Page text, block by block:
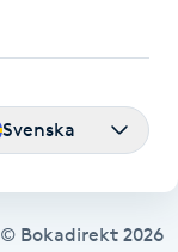
Svenska
© Bokadirekt 2026